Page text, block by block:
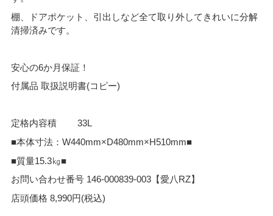
棚、ドアポケット、引出しなど全て取り外してきれいに分解
清掃済みです。
安心の6か月保証！
付属品 取扱説明書(コピー)
定格内容積 33L
■本体寸法：W440mm×D480mm×H510mm■
■質量15.3㎏■
お問い合わせ番号 146-000839-003【愛八RZ】
店頭価格 8,990円(税込)